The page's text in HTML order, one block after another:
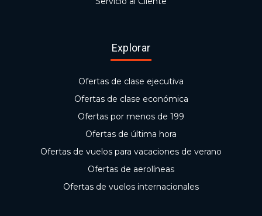
Explorar
Ofertas de clase ejecutiva
Ofertas de clase económica
Ofertas por menos de 199
Ofertas de última hora
Ofertas de vuelos para vacaciones de verano
Ofertas de aerolíneas
Ofertas de vuelos internacionales